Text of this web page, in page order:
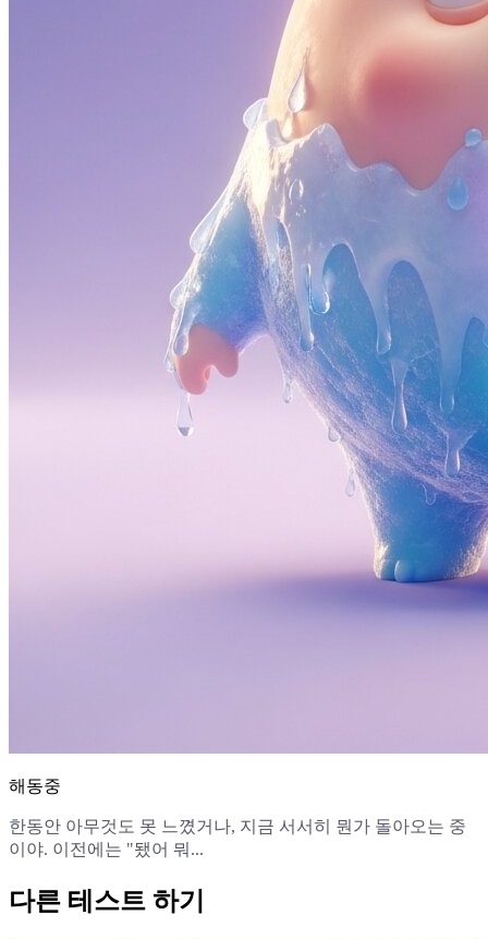
해동중
한동안 아무것도 못 느꼈거나, 지금 서서히 뭔가 돌아오는 중
이야. 이전에는 "됐어 뭐...
다른 테스트 하기